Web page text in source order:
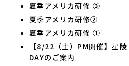
夏季アメリカ研修 ③
夏季アメリカ研修②
夏季アメリカ研修 ①
【8/22（土）PM開催】星
DAYのご案内